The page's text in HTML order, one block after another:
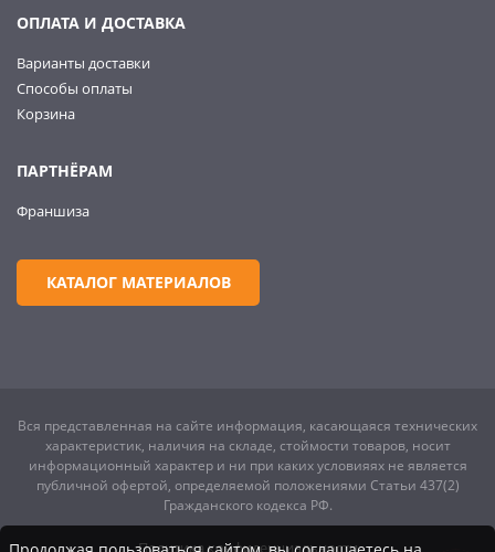
ОПЛАТА И ДОСТАВКА
Варианты доставки
Способы оплаты
Корзина
ПАРТНЁРАМ
Франшиза
КАТАЛОГ МАТЕРИАЛОВ
Вся представленная на сайте информация, касающаяся технических
характеристик, наличия на складе, стоймости товаров, носит
информационный характер и ни при каких условияях не является
публичной офертой, определяемой положениями Статьи 437(2)
Гражданского кодекса РФ.